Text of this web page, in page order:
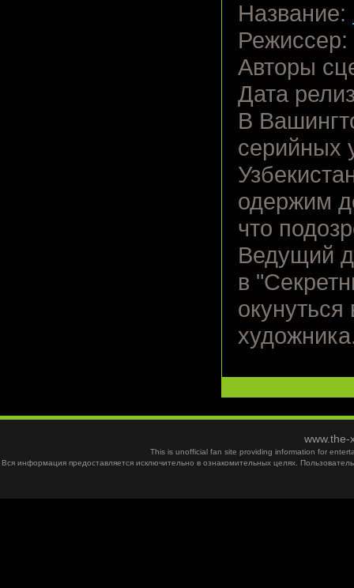
Название:
Авторы
Дата
В
серийных
одержим
что
Ведущий
в
This is unofficial fan site providing information for
Вся информация предоставляется исключительно в ознакомительных целях.